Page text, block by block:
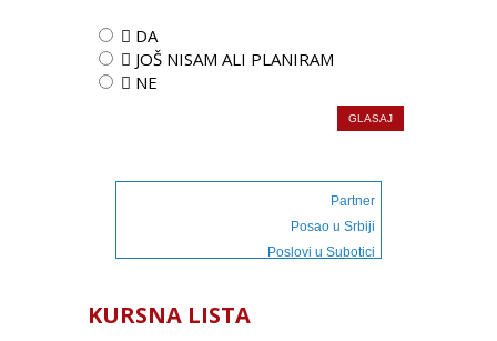
 DA
 JOŠ NISAM ALI PLANIRAM
 NE
Partner
Posao u Srbiji
Poslovi u Subotici
KURSNA LISTA